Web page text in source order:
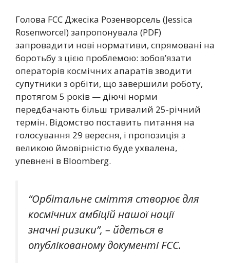
Голова FCC Джесіка Розенворсель (Jessica
Rosenworcel) запропонувала (PDF)
запровадити нові нормативи, спрямовані на
боротьбу з цією проблемою: зобов’язати
операторів космічних апаратів зводити
супутники з орбіти, що завершили роботу,
протягом 5 років — діючі норми
передбачають більш тривалий 25-річний
термін. Відомство поставить питання на
голосування 29 вересня, і пропозиція з
великою ймовірністю буде ухвалена,
упевнені в Bloomberg.
“Орбітальне сміття створює для
космічних амбіцій нашої нації
значні ризики”, – йдеться в
опублікованому документі FCC.